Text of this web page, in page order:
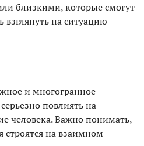
близкими, которые смогут
на ситуацию
и многогранное
повлиять на
человека. Важно понимать,
на взаимном